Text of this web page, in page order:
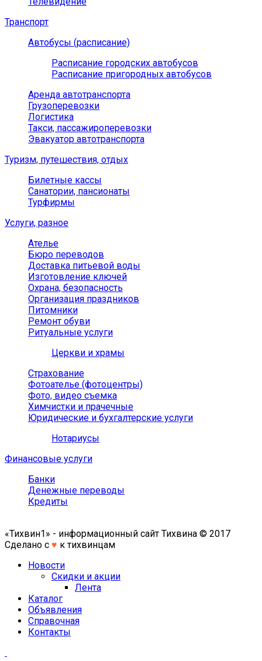
Транспорт
Автобусы (расписание)
Расписание городских автобусов
Расписание пригородных автобусов
Аренда автотранспорта
Грузоперевозки
Логистика
Такси, пассажироперевозки
Эвакуатор автотранспорта
Туризм, путешествия, отдых
Билетные кассы
Санатории, пансионаты
Турфирмы
Услуги, разное
Ателье
Бюро переводов
Доставка питьевой воды
Изготовление ключей
Охрана, безопасность
Организация праздников
Питомники
Ремонт обуви
Ритуальные услуги
Церкви и храмы
Страхование
Фотоателье (фотоцентры)
Фото, видео съемка
Химчистки и прачечные
Юридические и бухгалтерские услуги
Нотариусы
Финансовые услуги
Банки
Денежные переводы
Кредиты
«Тихвин1» - информационный сайт Тихвина © 2017
Сделано с ♥ к тихвинцам
Новости
Скидки и акции
Лента
Каталог
Объявления
Справочная
Контакты